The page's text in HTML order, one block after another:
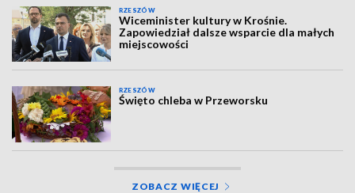
RZESZÓW
Wiceminister kultury w Krośnie.
Zapowiedział dalsze wsparcie dla małych
miejscowości
RZESZÓW
Święto chleba w Przeworsku
ZOBACZ WIĘCEJ